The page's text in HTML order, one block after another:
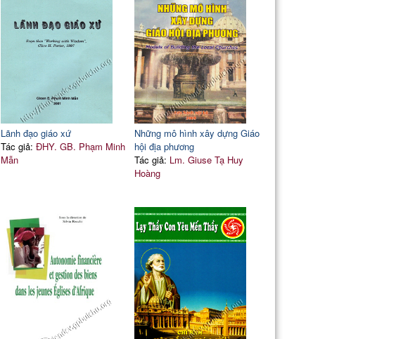
Lãnh đạo giáo xứ
Tác giả: ĐHY. GB. Phạm Minh
Mẫn
Những mô hình xây dựng Giáo
hội địa phương
Tác giả: Lm. Giuse Tạ Huy
Hoàng